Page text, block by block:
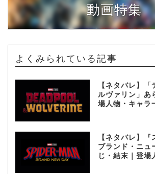
動画特集
よくみられている記事
【ネタバレ】
ルヴァリン」あ
場人物・キャラ
【ネタバレ】『
ブランド・ニュ
じ・結末｜登場